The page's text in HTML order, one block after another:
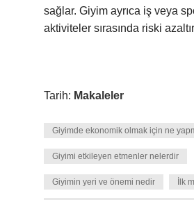
sağlar. Giyim ayrıca iş veya
aktiviteler sırasında riski
Tarih: Makaleler
Giyimde ekonomik olmak için ne
Giyimi etkileyen etmenler nelerdir
Giyimin yeri ve önemi nedir İlk